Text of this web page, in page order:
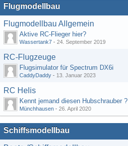
Flugmodellbau
Flugmodellbau Allgemein
Aktive RC-Flieger hier?
Wassertank7 - 24. September 2019
RC-Flugzeuge
Flugsimulator für Spectrum DX6i
CaddyDaddy - 13. Januar 2023
RC Helis
Kennt jemand diesen Hubschrauber ?
Münchhausen - 26. April 2020
Schiffsmodellbau